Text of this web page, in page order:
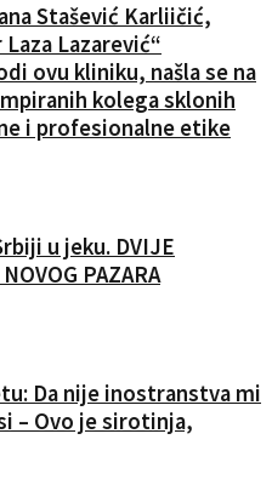
Stašević Karliičić,
Lazarević“
ovu kliniku, našla se na
kolega sklonih
i profesionalne etike
u jeku. DVIJE
PAZARA
Da nije inostranstva mi
– Ovo je sirotinja,